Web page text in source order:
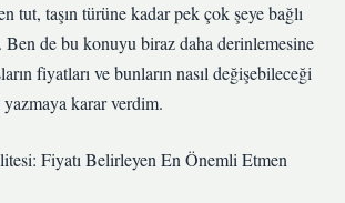
tut, taşın türüne kadar pek çok şeye bağlı
de bu konuyu biraz daha derinlemesine
fiyatları ve bunların nasıl değişebileceği
yazmaya karar verdim.
Fiyatı Belirleyen En Önemli Etmen